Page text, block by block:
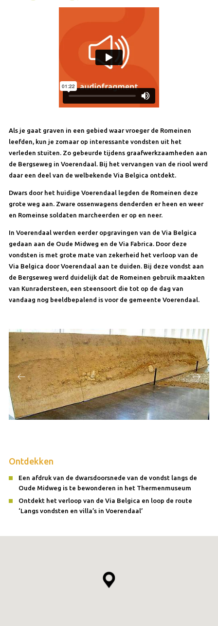
Als je gaat graven in een gebied waar vroeger de Romeinen
leefden, kun je zomaar op interessante vondsten uit het
verleden stuiten. Zo gebeurde tijdens graafwerkzaamheden aan
de Bergseweg in Voerendaal. Bij het vervangen van de riool werd
daar een deel van de welbekende Via Belgica ontdekt.
Dwars door het huidige Voerendaal legden de Romeinen deze
grote weg aan. Zware ossenwagens denderden er heen en weer
en Romeinse soldaten marcheerden er op en neer.
In Voerendaal werden eerder opgravingen van de Via Belgica
gedaan aan de Oude Midweg en de Via Fabrica. Door deze
vondsten is met grote mate van zekerheid het verloop van de
Via Belgica door Voerendaal aan te duiden. Bij deze vondst aan
de Bergseweg werd duidelijk dat de Romeinen gebruik maakten
van Kunradersteen, een steensoort die tot op de dag van
vandaag nog beeldbepalend is voor de gemeente Voerendaal.
Ontdekken
Een afdruk van de dwarsdoorsnede van de vondst langs de
Oude Midweg is te bewonderen in het Thermenmuseum
Ontdekt het verloop van de Via Belgica en loop de route
‘Langs vondsten en villa’s in Voerendaal’